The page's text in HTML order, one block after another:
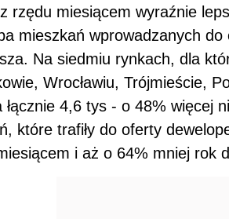
rzędu miesiącem wyraźnie
mieszkań wprowadzanych
Na siedmiu rynkach, dla
Wrocławiu, Trójmieście,
łącznie 4,6 tys - o 48% więcej
które trafiły do oferty
i aż o 64% mniej rok